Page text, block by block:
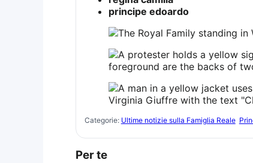
principe edoardo
Categorie: Ultime notizie sulla Famiglia Reale
Per te